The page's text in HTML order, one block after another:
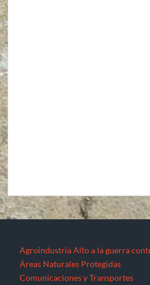
Agroindustria Alto a la guerra
Áreas Naturales Protegidas
Comunicaciones y Transportes